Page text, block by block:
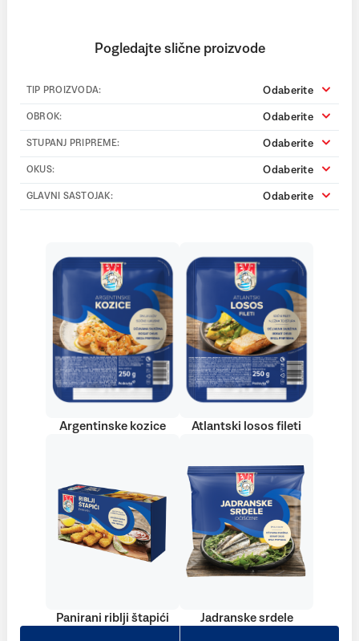
Pogledajte slične proizvode
TIP PROIZVODA: Odaberite
OBROK: Odaberite
STUPANJ PRIPREME: Odaberite
OKUS: Odaberite
GLAVNI SASTOJAK: Odaberite
Argentinske kozice Atlantski losos fileti
Panirani riblji štapići Jadranske srdele